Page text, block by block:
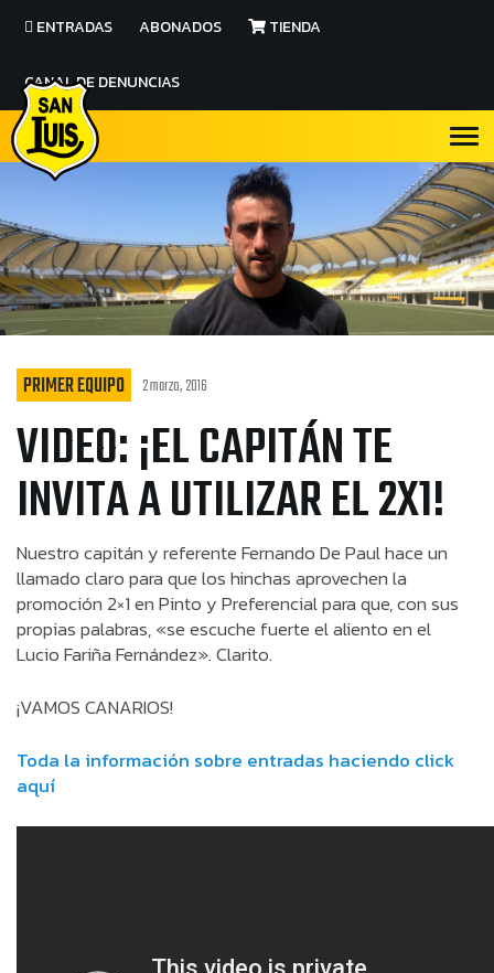
ENTRADAS ABONADOS TIENDA
CANAL DE DENUNCIAS
PRIMER EQUIPO 2 marzo, 2016
VIDEO: ¡EL CAPITÁN TE
INVITA A UTILIZAR EL 2X1!
Nuestro capitán y referente Fernando De Paul hace un
llamado claro para que los hinchas aprovechen la
promoción 2×1 en Pinto y Preferencial para que, con sus
propias palabras, «se escuche fuerte el aliento en el
Lucio Fariña Fernández». Clarito.
¡VAMOS CANARIOS!
Toda la información sobre entradas haciendo click
aquí